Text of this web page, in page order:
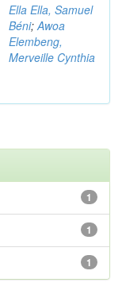
Ella Ella, Samuel
Béni; Awoa
Elembeng,
Merveille Cynthia
1
1
1